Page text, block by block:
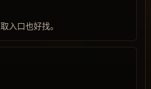
入口也好找。